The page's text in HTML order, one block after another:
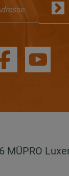
MÜPRO